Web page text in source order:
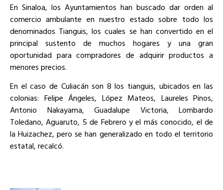
En Sinaloa, los Ayuntamientos han buscado dar orden al
comercio ambulante en nuestro estado sobre todo los
denominados Tianguis, los cuales se han convertido en el
principal sustento de muchos hogares y una gran
oportunidad para compradores de adquirir productos a
menores precios.
En el caso de Culiacán son 8 los tianguis, ubicados en las
colonias: Felipe Ángeles, López Mateos, Laureles Pinos,
Antonio Nakayama, Guadalupe Victoria, Lombardo
Toledano, Aguaruto, 5 de Febrero y el más conocido, el de
la Huizachez, pero se han generalizado en todo el territorio
estatal, recalcó.